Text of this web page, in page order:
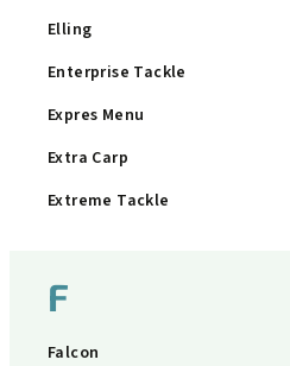
Elling
Enterprise Tackle
Expres Menu
Extra Carp
Extreme Tackle
F
Falcon